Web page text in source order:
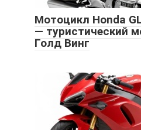
Мотоцикл Honda
— туристический
Голд Винг